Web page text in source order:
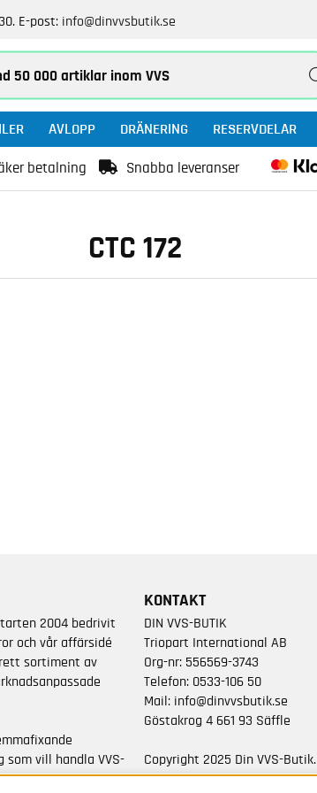
E-post: info@dinvvsbutik.se
AVLOPP DRÄNERING RESERVDELAR
betalning Snabba leveranser
CTC 172
2004 bedrivit
och vår affärsidé
sortiment av
som vill handla VVS-
KONTAKT
DIN VVS-BUTIK
Triopart International AB
Org-nr: 556569-3743
Telefon: 0533-106 50
Mail: info@dinvvsbutik.se
Göstakrog 4 661 93 Säffle
Copyright 2025 Din VVS-Butik.
All rights reserved.